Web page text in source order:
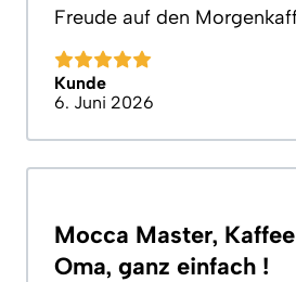
Freude auf den
Kunde
6. Juni 2026
Mocca Master,
Oma, ganz einfach !